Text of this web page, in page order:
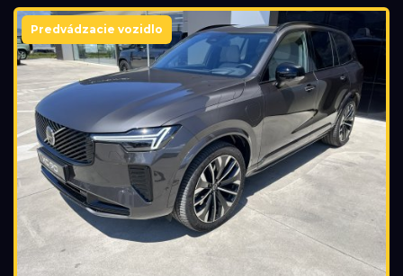
Predvádzacie vozidlo